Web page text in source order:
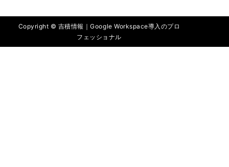
Copyright © 吉積情報｜Google Workspace導入のプロ
フェッショナル